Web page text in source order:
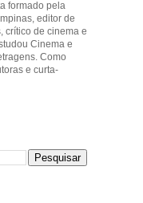
formado pela
editor de
crítico de cinema e
Cinema e
Como
e curta-